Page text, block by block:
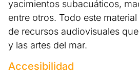
yacimientos subacuáticos,
entre otros. Todo este
de recursos audiovisuales
y las artes del mar.
Accesibilidad